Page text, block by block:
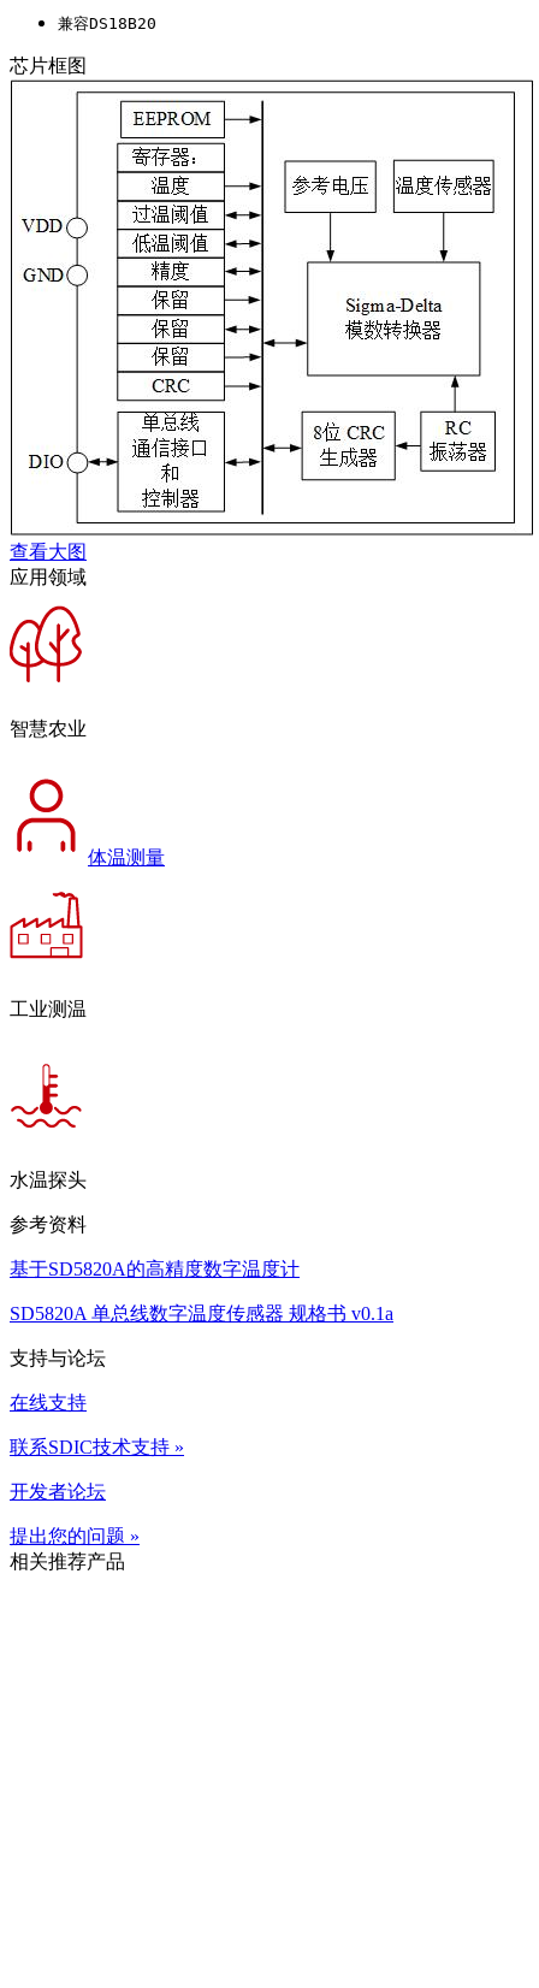
兼容DS18B20
芯片框图
查看大图
应用领域
智慧农业
体温测量
工业测温
水温探头
参考资料
基于SD5820A的高精度数字温度计
SD5820A 单总线数字温度传感器 规格书 v0.1a
支持与论坛
在线支持
联系SDIC技术支持 »
开发者论坛
提出您的问题 »
相关推荐产品